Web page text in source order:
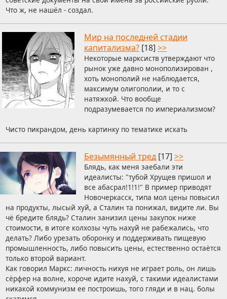
Что ж, не нашёл - создал.
Мир на последней стадии
капитализма? [18] >>
Некоторые марксиств утверждают что
рынок уже давно монополизирован ,
хоть монополий не наблюдается,
максимум олигополии, и то с
натяжкой. Что вообще
подразумевается по империализмом?
Чисто пикрандом, день картинку по тематике искать
Безымянный тред [17] >>
Блядь, как меня заебали эти
идеалисты: "тубой Хрущев пришол и
все абасрал!1!1!" В пример приводят
Новочеркасск, типа мол цены повысил
на продукты, лысый хуй, а Сталин та понижал, видите ли. Вы
чё бредите блядь? Сталин занизил цены закупок ниже
стоимости, в итоге колхозы чуть нахуй не рабежались, что
делать? Либо урезать оборонку и поддерживать пищевую
промышленность, либо повысить цены, естественно остаётся
только второй вариант.
Как говорил Маркс: личность нихуя не играет роль, он лишь
сёрфер на волне, короче идите нахуй, с такими идеалистами
никакой коммунизм ее построишь, того гляди и в нац. болы